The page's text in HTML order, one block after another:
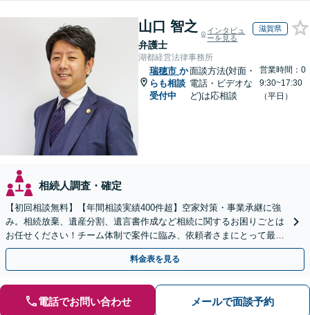
山口 智之
弁護士
インタビュ
ーを見る
滋賀県
湖都経営法律事務所
瑞穂市 か
らも相談
受付中
面談方法(対面・
電話・ビデオな
ど)は応相談
営業時間：0
9:30~17:30
（平日）
相続人調査・確定
【初回相談無料】【年間相談実績400件超】空家対策・事業承継に強
み。相続放棄、遺産分割、遺言書作成など相続に関するお困りごとは
お任せください！チーム体制で案件に臨み、依頼者さまにとって最善
の解決を目指します【堅田駅4分】【無料駐車場あり】
料金表を見る
電話でお問い合わせ メールで面談予約